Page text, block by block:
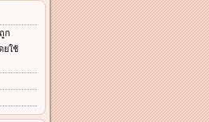
ก
ยใช้